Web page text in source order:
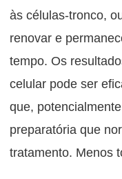
às células-tronco,
renovar e
tempo. Os
celular pode ser
que,
preparatória que
tratamento. Menos